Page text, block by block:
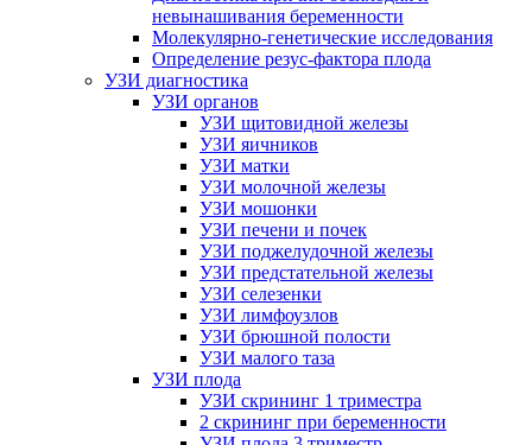
невынашивания беременности
Молекулярно-генетические исследования
Определение резус-фактора плода
УЗИ диагностика
УЗИ органов
УЗИ щитовидной железы
УЗИ яичников
УЗИ матки
УЗИ молочной железы
УЗИ мошонки
УЗИ печени и почек
УЗИ поджелудочной железы
УЗИ предстательной железы
УЗИ селезенки
УЗИ лимфоузлов
УЗИ брюшной полости
УЗИ малого таза
УЗИ плода
УЗИ скрининг 1 триместра
2 скрининг при беременности